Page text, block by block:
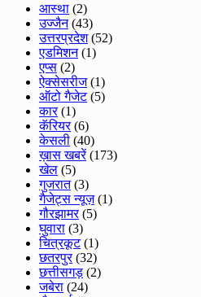
आस्था (2)
उज्जैन(43)
उत्तरप्रदेश(52)
एडमिशन(1)
एप्स (2)
ऐक्सेसरीज(1)
ऑटो गैजेट(5)
कार(1)
कॅरियर(6)
केसली (40)
ख़ास खबरें(173)
खेल (5)
गुजरात(3)
गैजेट्स न्यूज़(1)
गौरझामर(5)
घुवारा (3)
चित्रकूट(1)
छतरपुर(32)
छत्तीसगड़ (2)
जबेरा (24)